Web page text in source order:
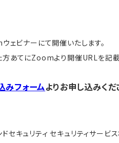
ェビナーにて開催いたします。
あてにZoomより開催URLを記載
みフォームよりお申し込みくだ
セキュリティ セキュリティサー